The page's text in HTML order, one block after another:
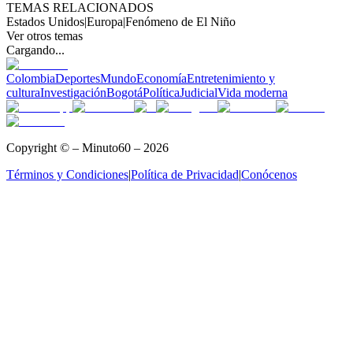
TEMAS RELACIONADOS
Estados Unidos|Europa|Fenómeno de El Niño
Ver otros temas
Cargando...
ColombiaDeportesMundoEconomíaEntretenimiento y
culturaInvestigaciónBogotáPolíticaJudicialVida moderna
Copyright © – Minuto60 – 2026
Términos y Condiciones|Política de Privacidad|Conócenos